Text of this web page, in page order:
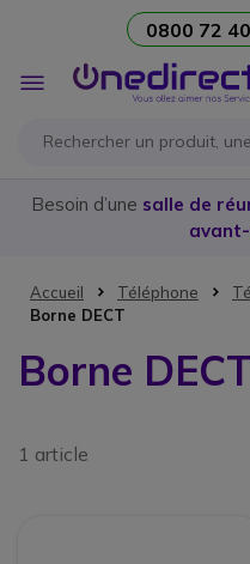
0800 72
Affichage
navigation
Besoin d’une salle de
Accueil Téléphone
Borne DECT
Borne
1 article